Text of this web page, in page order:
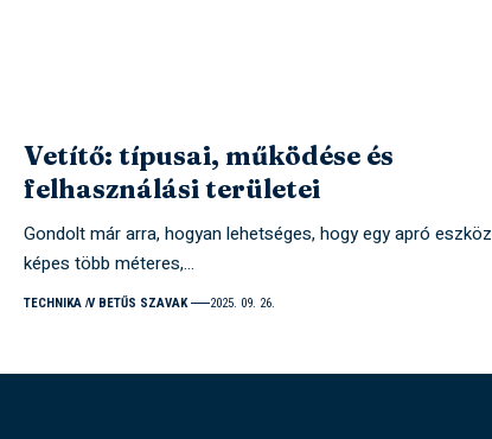
Vetítő: típusai, működése és
felhasználási területei
Gondolt már arra, hogyan lehetséges, hogy egy apró eszköz
képes több méteres,…
TECHNIKA V BETŰS SZAVAK 2025. 09. 26.